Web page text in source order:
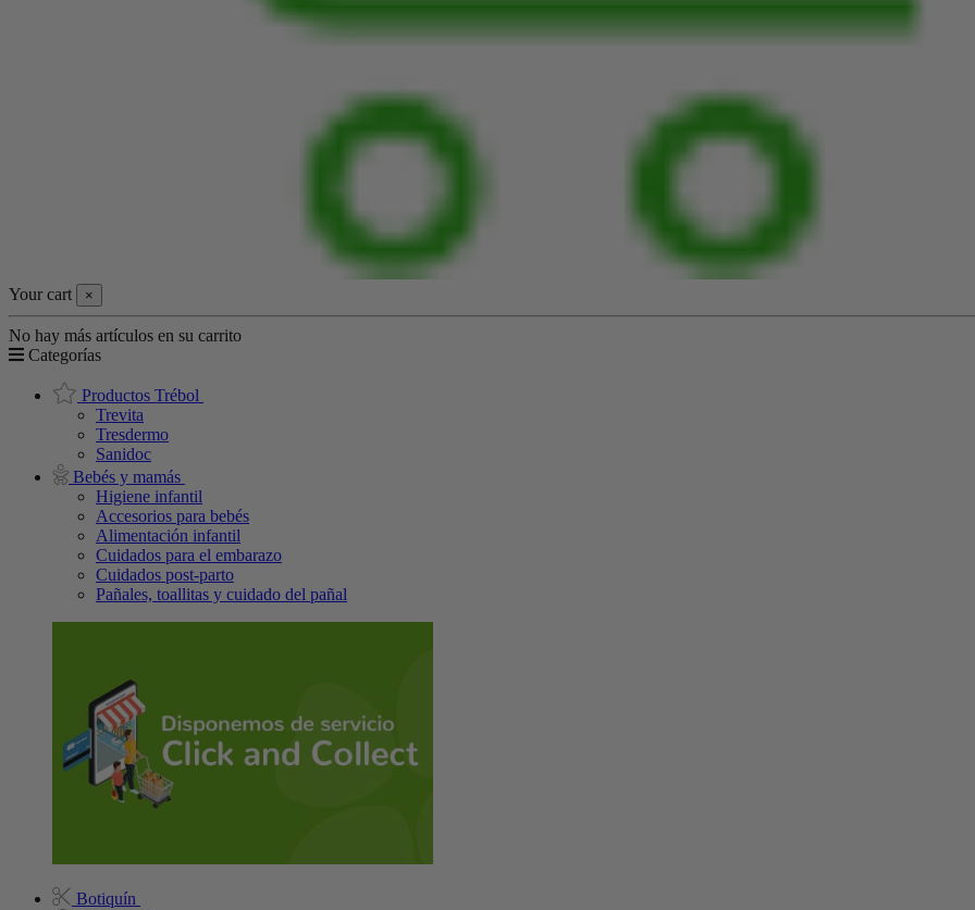
Your cart ×
No hay más artículos en su carrito
Categorías
Productos Trébol
Trevita
Tresdermo
Sanidoc
Bebés y mamás
Higiene infantil
Accesorios para bebés
Alimentación infantil
Cuidados para el embarazo
Cuidados post-parto
Pañales, toallitas y cuidado del pañal
Botiquín